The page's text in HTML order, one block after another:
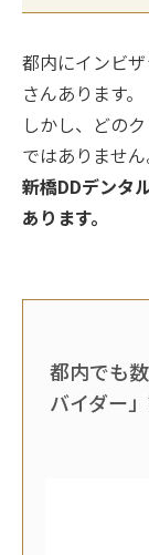
都内にインビ
さんあります。
しかし、どの
ではありません
新橋DDデンタ
あります。
都内でも
バイダー